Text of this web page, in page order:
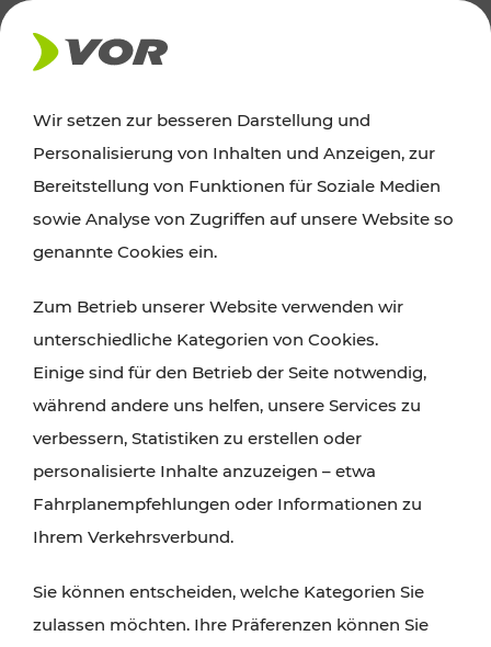
AKTUELLES
News
Alle wichtigen Meldungen zu Fahrplanänderungen,
finden Sie hier im Überblick.
Wir setzen zur besseren Darstellung und
Personalisierung von Inhalten und Anzeigen, zur
Bereitstellung von Funktionen für Soziale Medien
sowie Analyse von Zugriffen auf unsere Website so
genannte Cookies ein.
Zum Betrieb unserer Website verwenden wir
unterschiedliche Kategorien von Cookies.
Einige sind für den Betrieb der Seite notwendig,
während andere uns helfen, unsere Services zu
verbessern, Statistiken zu erstellen oder
personalisierte Inhalte anzuzeigen – etwa
Fahrplanempfehlungen oder Informationen zu
Ihrem Verkehrsverbund.
Sie können entscheiden, welche Kategorien Sie
zulassen möchten. Ihre Präferenzen können Sie